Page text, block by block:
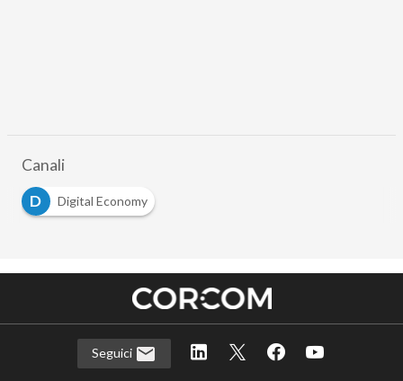
Canali
D
Digital Economy
Seguici